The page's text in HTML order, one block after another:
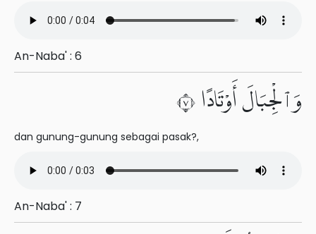
An-Naba' : 6
وَٱلْجِبَالَ أَوْتَادًا ٧
dan gunung-gunung sebagai pasak?,
An-Naba' : 7